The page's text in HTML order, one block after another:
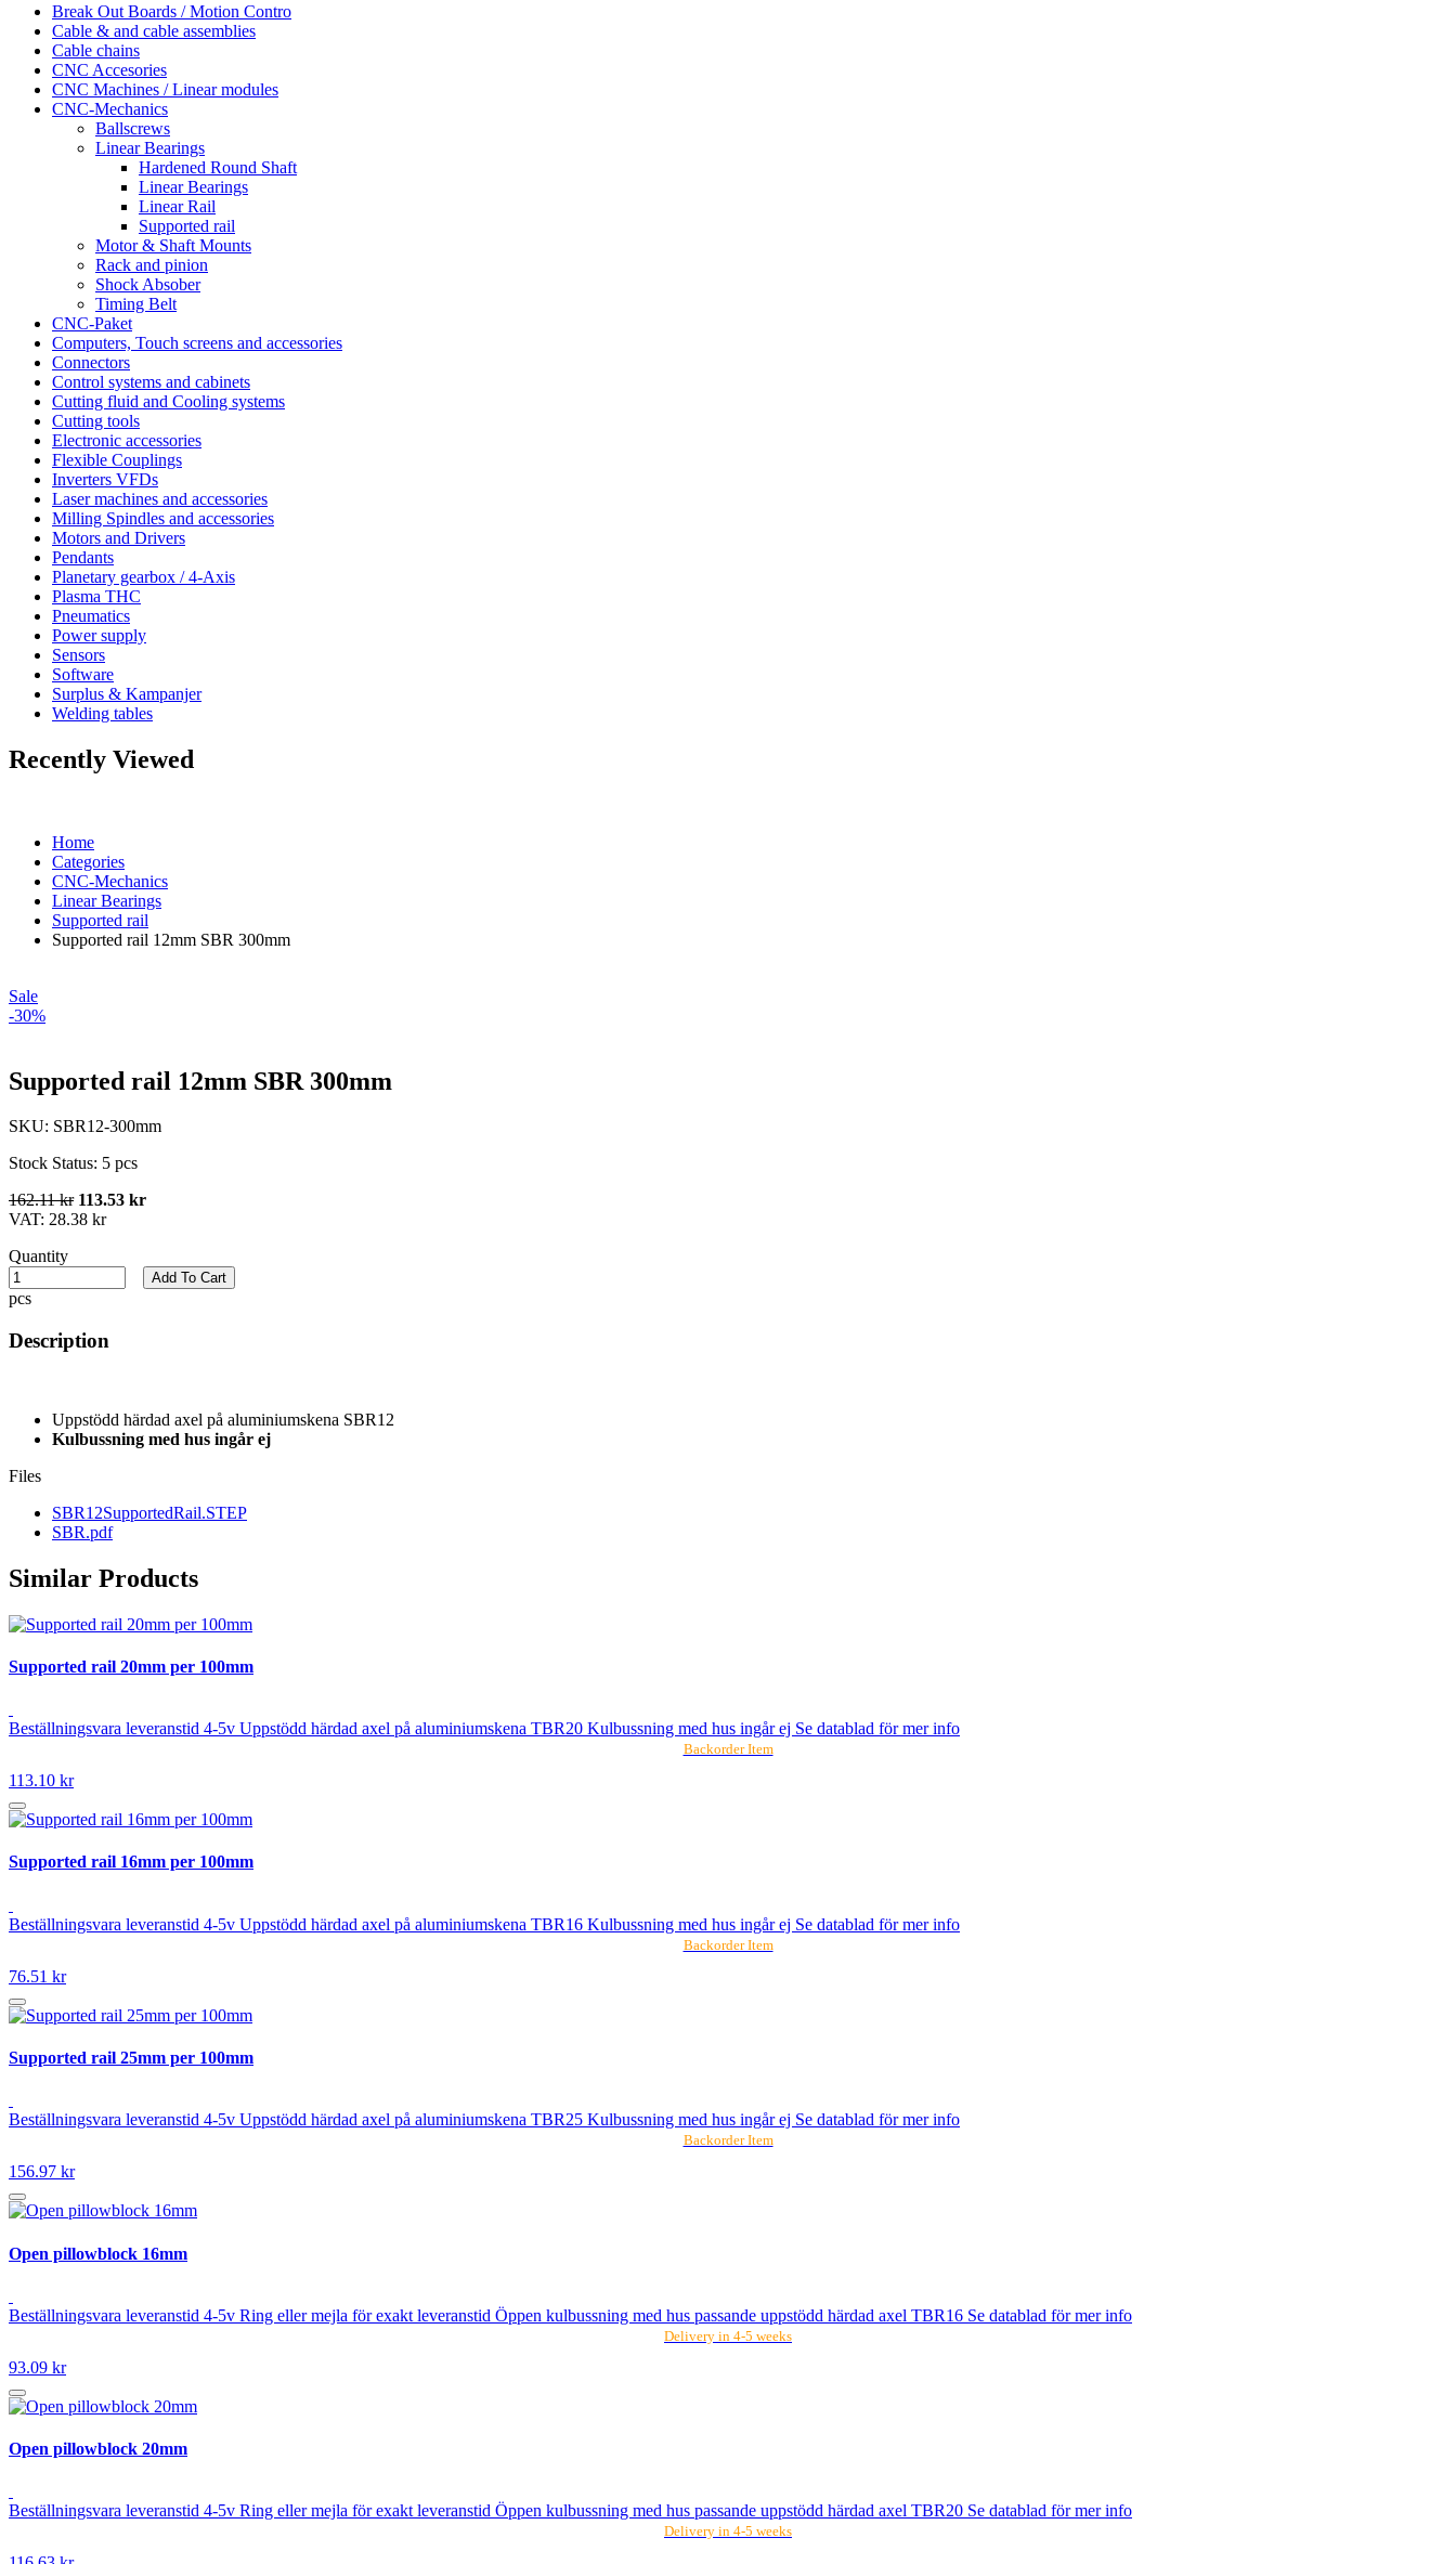
Break Out Boards / Motion Contro
Cable & and cable assemblies
Cable chains
CNC Accesories
CNC Machines / Linear modules
CNC-Mechanics
Ballscrews
Linear Bearings
Hardened Round Shaft
Linear Bearings
Linear Rail
Supported rail
Motor & Shaft Mounts
Rack and pinion
Shock Absober
Timing Belt
CNC-Paket
Computers, Touch screens and accessories
Connectors
Control systems and cabinets
Cutting fluid and Cooling systems
Cutting tools
Electronic accessories
Flexible Couplings
Inverters VFDs
Laser machines and accessories
Milling Spindles and accessories
Motors and Drivers
Pendants
Planetary gearbox / 4-Axis
Plasma THC
Pneumatics
Power supply
Sensors
Software
Surplus & Kampanjer
Welding tables
Recently Viewed
Home
Categories
CNC-Mechanics
Linear Bearings
Supported rail
Supported rail 12mm SBR 300mm
Sale
-30%
Supported rail 12mm SBR 300mm
SKU: SBR12-300mm
Stock Status: 5 pcs
162.11 kr 113.53 kr
VAT: 28.38 kr
Quantity
pcs
Add To Cart
Description
Uppstödd härdad axel på aluminiumskena SBR12
Kulbussning med hus ingår ej
Files
SBR12SupportedRail.STEP
SBR.pdf
Similar Products
Supported rail 20mm per 100mm
Beställningsvara leveranstid 4-5v Uppstödd härdad axel på aluminiumskena TBR20 Kulbussning med hus ingår ej Se datablad för mer info
Backorder Item
113.10 kr
Supported rail 16mm per 100mm
Beställningsvara leveranstid 4-5v Uppstödd härdad axel på aluminiumskena TBR16 Kulbussning med hus ingår ej Se datablad för mer info
Backorder Item
76.51 kr
Supported rail 25mm per 100mm
Beställningsvara leveranstid 4-5v Uppstödd härdad axel på aluminiumskena TBR25 Kulbussning med hus ingår ej Se datablad för mer info
Backorder Item
156.97 kr
Open pillowblock 16mm
Beställningsvara leveranstid 4-5v Ring eller mejla för exakt leveranstid Öppen kulbussning med hus passande uppstödd härdad axel TBR16 Se datablad för mer info
Delivery in 4-5 weeks
93.09 kr
Open pillowblock 20mm
Beställningsvara leveranstid 4-5v Ring eller mejla för exakt leveranstid Öppen kulbussning med hus passande uppstödd härdad axel TBR20 Se datablad för mer info
Delivery in 4-5 weeks